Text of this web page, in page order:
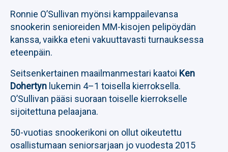
Ronnie O’Sullivan myönsi kamppailevansa
snookerin senioreiden MM-kisojen pelipöydän
kanssa, vaikka eteni vakuuttavasti turnauksessa
eteenpäin.
Seitsenkertainen maailmanmestari kaatoi Ken
Dohertyn lukemin 4–1 toisella kierroksella.
O’Sullivan pääsi suoraan toiselle kierrokselle
sijoitettuna pelaajana.
50-vuotias snookerikoni on ollut oikeutettu
osallistumaan seniorsarjaan jo vuodesta 2015